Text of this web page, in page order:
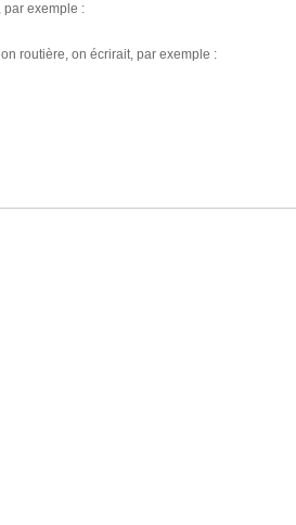
par exemple :
routière, on écrirait, par exemple :